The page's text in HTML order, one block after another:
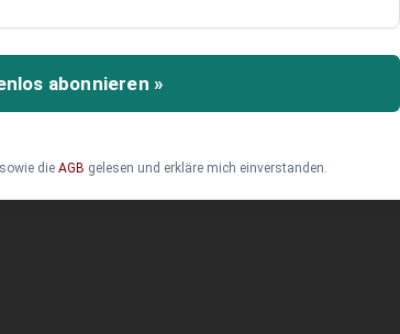
Für
der US-
abonnieren »
sowie die AGB gelesen und erkläre mich einverstanden.